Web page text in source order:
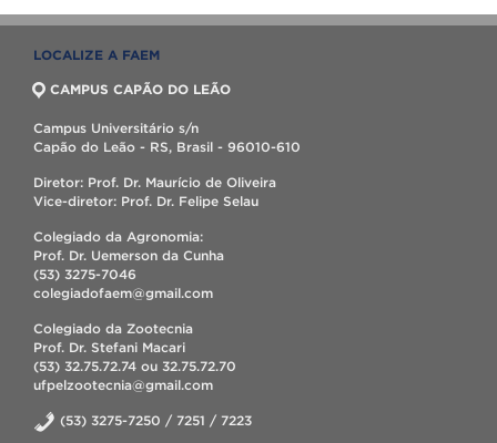
LOCALIZE A FAEM
CAMPUS CAPÃO DO LEÃO
Campus Universitário s/n
Capão do Leão - RS, Brasil - 96010-610
Diretor: Prof. Dr. Maurício de Oliveira
Vice-diretor: Prof. Dr. Felipe Selau
Colegiado da Agronomia:
Prof. Dr. Uemerson da Cunha
(53) 3275-7046
colegiadofaem@gmail.com
Colegiado da Zootecnia
Prof. Dr. Stefani Macari
(53) 32.75.72.74 ou 32.75.72.70
ufpelzootecnia@gmail.com
(53) 3275-7250 / 7251 / 7223